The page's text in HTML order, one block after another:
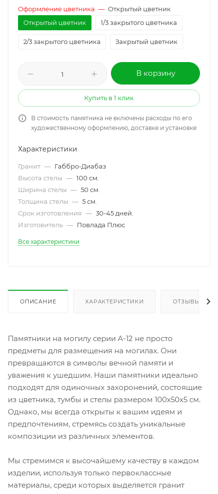
Оформление цветника — Открытый цветник
Открытый цветник
1/3 закрытого цветника
2/3 закрытого цветника Закрытый цветник
В корзину
Купить в 1 клик
В стоимость памятника не включены расходы по его
художественному оформлению, доставке и установке
Характеристики
Гранит — Габбро-Диабаз
Высота стелы — 100 см.
Ширина стелы — 50 см.
Толщина стелы — 5 см.
Срок изготовления — 30-45 дней.
Изготовитель — Повлада Плюс
Все характеристики
ОПИСАНИЕ ХАРАКТЕРИСТИКИ ОТЗЫВЫ
Памятники на могилу серии A-12 не просто
предметы для размещения на могилах. Они
превращаются в символы вечной памяти и
уважения к ушедшим. Наши памятники идеально
подходят для одиночных захоронений, состоящие
из цветника, тумбы и стелы размером 100х50х5 см.
Однако, мы всегда открыты к вашим идеям и
предпочтениям, стремясь создать уникальные
композиции из различных элементов.
Мы стремимся к высочайшему качеству в каждом
изделии, используя только первоклассные
материалы, среди которых выделяется гранит